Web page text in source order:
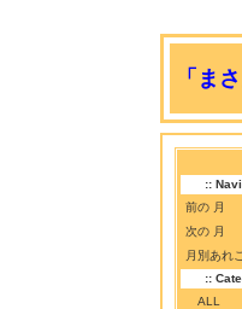
「ま
::
前の 月
次の 月
月別あれ
::
ALL